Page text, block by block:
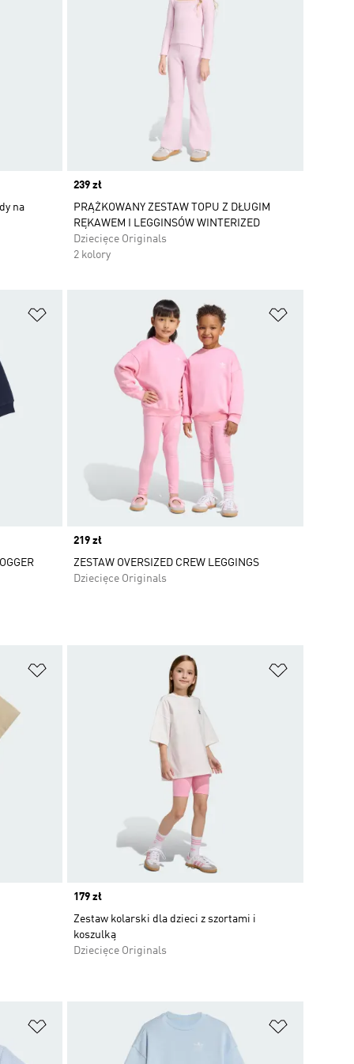
na
Price
239 zł
PRĄŻKOWANY ZESTAW TOPU Z DŁUGIM
RĘKAWEM I LEGGINSÓW WINTERIZED
Dziecięce Originals
2 kolory
Dodaj do listy życzeń
Price
219 zł
ZESTAW OVERSIZED CREW LEGGINGS
Dziecięce Originals
Price
179 zł
Zestaw kolarski dla dzieci z szortami i
koszulką
Dziecięce Originals
Dodaj do listy życzeń